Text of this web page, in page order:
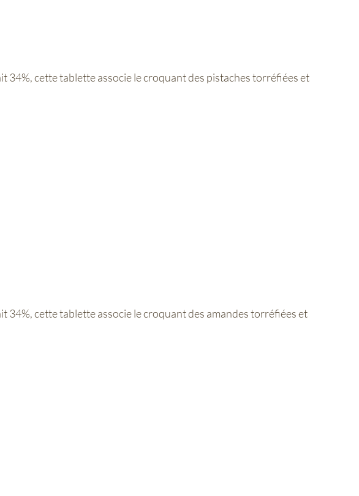
34%, cette tablette associe le croquant des pistaches torréfiées et
34%, cette tablette associe le croquant des amandes torréfiées et